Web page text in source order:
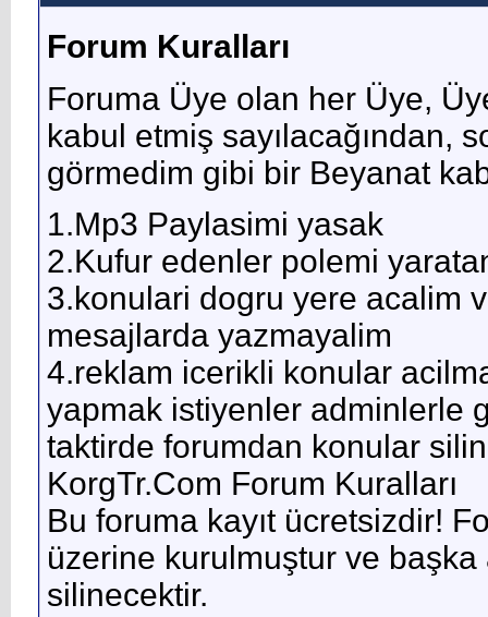
Forum Kuralları
Foruma Üye olan her Üye,
kabul etmiş sayılacağından,
görmedim gibi bir Beyanat
1.Mp3 Paylasimi yasak
2.Kufur edenler polemi
3.konulari dogru yere acalim
mesajlarda yazmayalim
4.reklam icerikli konular
yapmak istiyenler adminlerle
taktirde forumdan konular
KorgTr.Com Forum Kuralları
Bu foruma kayıt ücretsizdir!
üzerine kurulmuştur ve başka
silinecektir.